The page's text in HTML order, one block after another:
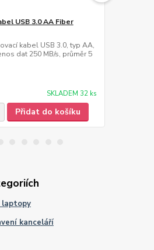
USB 3.0 AA Fiber
kabel USB 3.0, typ AA,
dat 250 MB/s, průměr 5
SKLADEM 32 ks
Přidat do košíku
laptopy
kanceláří